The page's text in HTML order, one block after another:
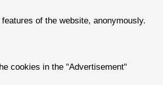
of the website, anonymously.
cookies in the "Advertisement"